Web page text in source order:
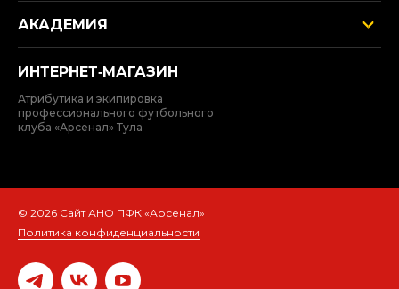
АКАДЕМИЯ
ИНТЕРНЕТ‑МАГАЗИН
Атрибутика и экипировка
профессионального футбольного
клуба «Арсенал» Тула
© 2026 Сайт АНО ПФК «Арсенал»
Политика конфиденциальности